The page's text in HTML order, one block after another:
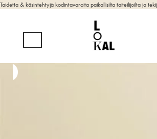
Taidetta & käsintehtyjä kodintavaroita paikallisilta taiteilijoilta ja